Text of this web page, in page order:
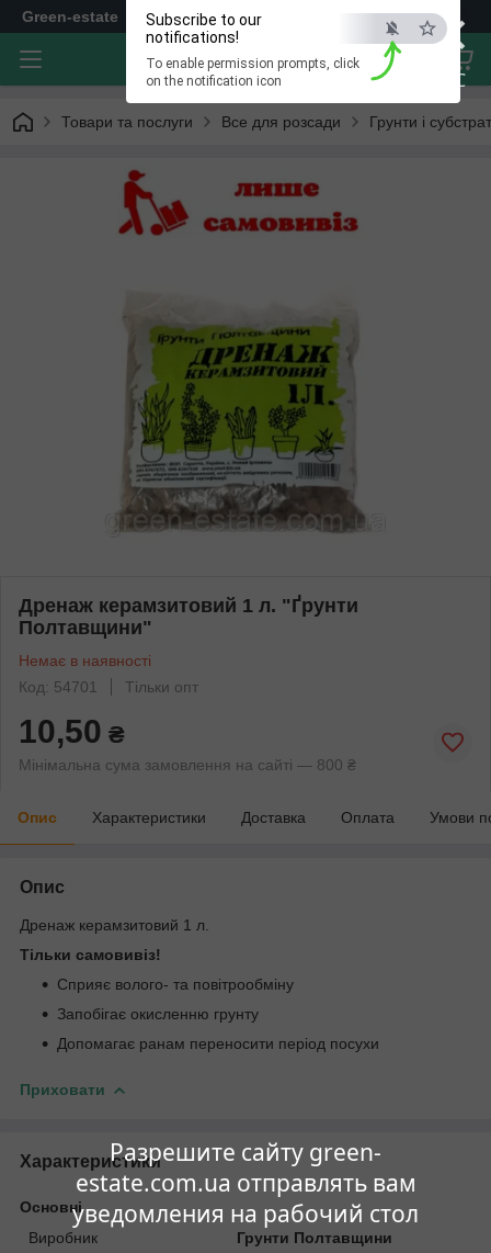
×
ESC
Разрешите сайту green-
estate.com.ua отправлять вам
уведомления на рабочий стол
Subscribe to our
notifications!
To enable permission prompts, click
on the notification icon
Green-estate
Товари та послуги Все для розсади Грунти і
Дренаж керамзитовий 1 л. "Ґрунти
Полтавщини"
Немає в наявності
Код: 54701
Тільки опт
10,50 ₴
Мінімальна сума замовлення на сайті — 800 ₴
Опис Характеристики Доставка Оплата Умови
Опис
Дренаж керамзитовий 1 л.
Тільки самовивіз!
Сприяє волого- та повітрообміну
Запобігає окисленню грунту
Допомагає ранам переносити період посухи
Приховати
Характеристики
Основні
Виробник
Грунти Полтавщини